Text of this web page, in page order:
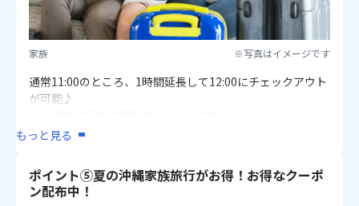
家族 ※写真はイメージです
通常11:00のところ、1時間延長して12:00にチェックアウト
が可能♪
荷物のパッキングをしたり、
【対象ホテル】
・フサキビーチリゾート ホテル＆ヴィラズ
もっと見る
ポイント⑤夏の沖縄家族旅行がお得！お得なクーポ
ン配布中！